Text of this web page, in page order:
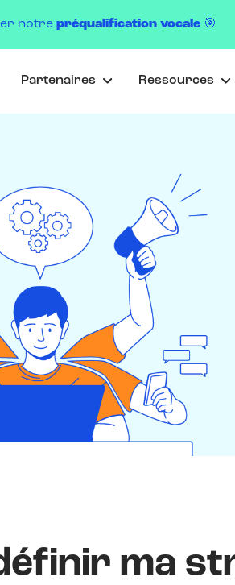
notre préqualification vocale 🎯
Partenaires Ressources
ma